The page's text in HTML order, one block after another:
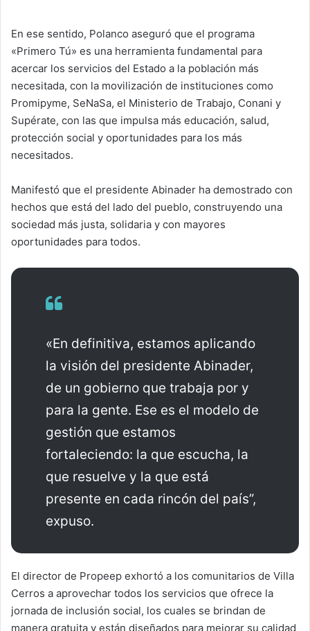
En ese sentido, Polanco aseguró que el programa
«Primero Tú» es una herramienta fundamental para
acercar los servicios del Estado a la población más
necesitada, con la movilización de instituciones como
Promipyme, SeNaSa, el Ministerio de Trabajo, Conani y
Supérate, con las que impulsa más educación, salud,
protección social y oportunidades para los más
necesitados.
Manifestó que el presidente Abinader ha demostrado con
hechos que está del lado del pueblo, construyendo una
sociedad más justa, solidaria y con mayores
oportunidades para todos.
«En definitiva, estamos aplicando
la visión del presidente Abinader,
de un gobierno que trabaja por y
para la gente. Ese es el modelo de
gestión que estamos
fortaleciendo: la que escucha, la
que resuelve y la que está
presente en cada rincón del país”,
expuso.
El director de Propeep exhortó a los comunitarios de Villa
Cerros a aprovechar todos los servicios que ofrece la
jornada de inclusión social, los cuales se brindan de
manera gratuita y están diseñados para mejorar su calidad